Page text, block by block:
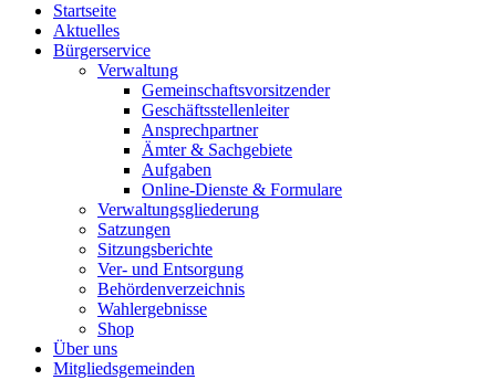
Startseite
Aktuelles
Bürgerservice
Verwaltung
Gemeinschaftsvorsitzender
Geschäftsstellenleiter
Ansprechpartner
Ämter & Sachgebiete
Aufgaben
Online-Dienste & Formulare
Verwaltungsgliederung
Satzungen
Sitzungsberichte
Ver- und Entsorgung
Behördenverzeichnis
Wahlergebnisse
Shop
Über uns
Mitgliedsgemeinden